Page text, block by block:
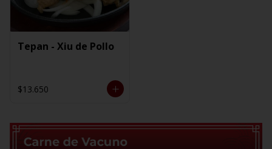
Tepan - Xiu de Pollo
$13.650